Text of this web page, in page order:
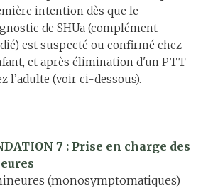
intention dès que le
de SHUa (complément-
est suspecté ou confirmé chez
et après élimination d'un PTT
l’adulte (voir ci-dessous).
7 : Prise en charge des
(monosymptomatiques)